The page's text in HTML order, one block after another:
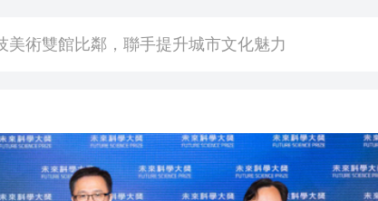
圳，見證奇蹟 科技美術雙館比鄰，聯手提升城市文化魅力
逾百點
臨盆 正遇晚高峰 情況危急 鐵騎交警一路開道護送